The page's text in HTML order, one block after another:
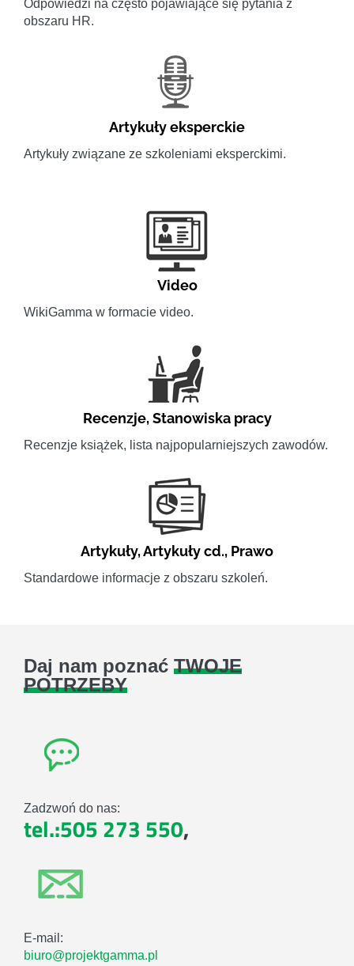
Odpowiedzi na często pojawiające się pytania z
obszaru HR.
Artykuły eksperckie
Artykuły związane ze szkoleniami eksperckimi.
Video
WikiGamma w formacie video.
Recenzje,Stanowiska pracy
Recenzje książek, lista najpopularniejszych zawodów.
Artykuły,Artykuły cd., Prawo
Standardowe informacje z obszaru szkoleń.
Daj nam poznać TWOJE
POTRZEBY
Zadzwoń do nas:
tel.:505 273 550,
E-mail:
biuro@projektgamma.pl